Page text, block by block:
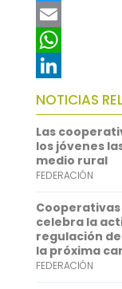
a
c
e
b
o
o
k
T
w
t
t
e
r
E
m
a
i
l
W
h
a
t
s
A
p
p
L
i
n
k
e
d
I
n
NOTICIAS
Las
los jóvenes
medio rural
FEDERACIÓN
celebra la
regulación
la próxima
FEDERACIÓN